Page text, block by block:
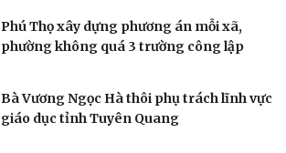
Multimedia
Video
Phú Thọ xây dựng phương án mỗi xã,
phường không quá 3 trường công lập
Bà Vương Ngọc Hà thôi phụ trách lĩnh vực
giáo dục tỉnh Tuyên Quang